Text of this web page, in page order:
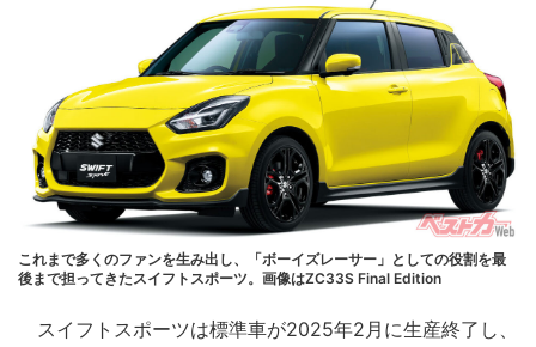
これまで多くのファンを生み出し、「ボーイズレーサー」としての役割を最
後まで担ってきたスイフトスポーツ。画像はZC33S Final Edition
スイフトスポーツは標準車が2025年2月に生産終了し、